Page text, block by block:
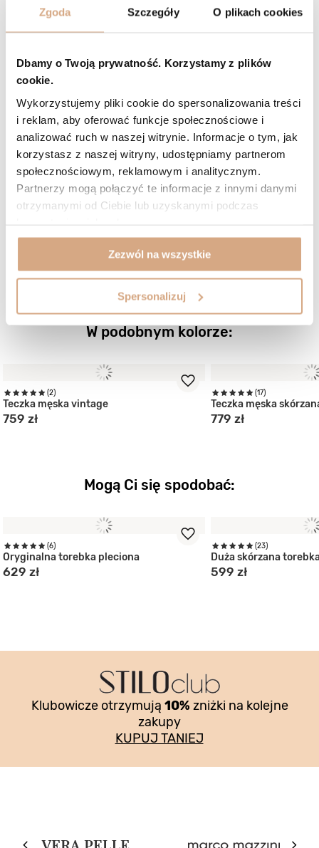
Zgoda Szczegóły O plikach cookies
Dbamy o Twoją prywatność. Korzystamy z plików
cookie.
Wykorzystujemy pliki cookie do spersonalizowania treści
i reklam, aby oferować funkcje społecznościowe i
analizować ruch w naszej witrynie. Informacje o tym, jak
korzystasz z naszej witryny, udostępniamy partnerom
społecznościowym, reklamowym i analitycznym.
Partnerzy mogą połączyć te informacje z innymi danymi
otrzymanymi od Ciebie lub uzyskanymi podczas
Zezwól na wszystkie
Spersonalizuj
Odcień: czarny
Małgorzata, Leszno
5/5 Opinia potwierdzona zakupem
Odcień: brąz 2026-01-12
Dokładnie taka, jak na foto. Śliczna. Mały minus, że ma tylko 2
kieszonki w środku. Przydałoby sie cos jeszcze 🙂
ZOBACZ WIĘCEJ
W podobnym kolorze:
(2)
Teczka męska vintage
759 zł
(17)
Teczka męska
779 zł
Mogą Ci się spodobać:
(6)
Oryginalna torebka pleciona
629 zł
(23)
Duża skórzana
599 zł
Klubowicze otrzymują 10% zniżki na kolejne
zakupy
KUPUJ TANIEJ